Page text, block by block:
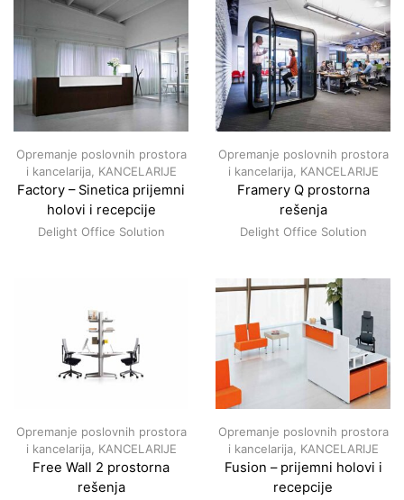
Opremanje poslovnih prostora
i kancelarija, KANCELARIJE
Factory – Sinetica prijemni
holovi i recepcije
Delight Office Solution
Opremanje poslovnih prostora
i kancelarija, KANCELARIJE
Framery Q prostorna
rešenja
Delight Office Solution
Opremanje poslovnih prostora
i kancelarija, KANCELARIJE
Free Wall 2 prostorna
rešenja
Opremanje poslovnih prostora
i kancelarija, KANCELARIJE
Fusion – prijemni holovi i
recepcije